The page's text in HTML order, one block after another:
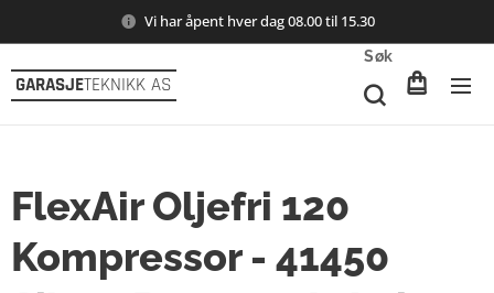
Vi har åpent hver dag 08.00 til 15.30
GARASJETEKNIKK AS
Søk
FlexAir Oljefri 120
Kompressor - 41450